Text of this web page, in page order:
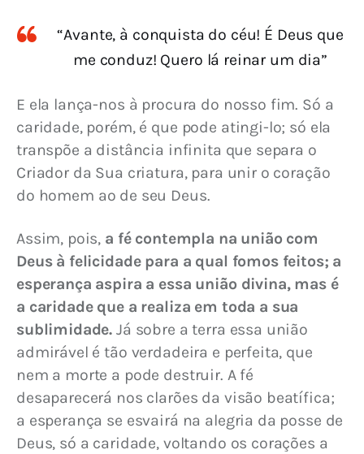
“Avante, à conquista do céu! É Deus que
me conduz! Quero lá reinar um dia”
E ela lança-nos à procura do nosso fim. Só a
caridade, porém, é que pode atingi-lo; só ela
transpõe a distância infinita que separa o
Criador da Sua criatura, para unir o coração
do homem ao de seu Deus.
Assim, pois, a fé contempla na união com
Deus à felicidade para a qual fomos feitos; a
esperança aspira a essa união divina, mas é
a caridade que a realiza em toda a sua
sublimidade. Já sobre a terra essa união
admirável é tão verdadeira e perfeita, que
nem a morte a pode destruir. A fé
desaparecerá nos clarões da visão beatífica;
a esperança se esvairá na alegria da posse de
Deus, só a caridade, voltando os corações a